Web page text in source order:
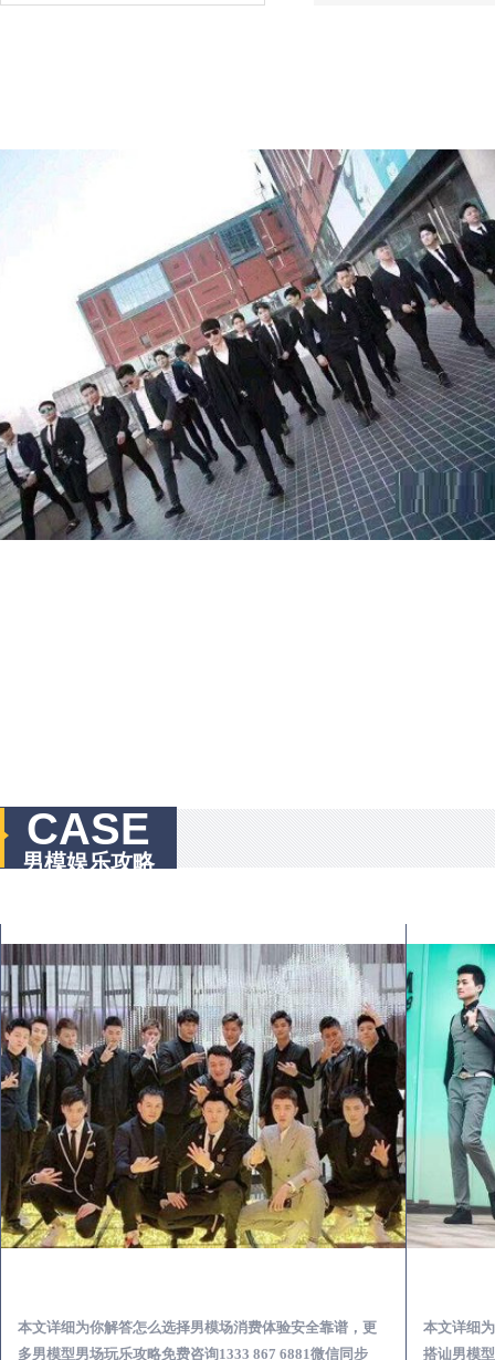
CASE
男模娱乐攻略
本文详细为你解答怎么选择男模场消费体验安全靠谱，更
多男模型男场玩乐攻略免费咨询1333 867 6881微信同步
本文详细
搭讪男模